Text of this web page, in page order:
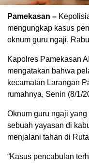
Pamekasan –
mengungkap kasus
oknum guru ngaji,
Kapolres Pamekasan
mengatakan bahwa
kecamatan Larangan
rumahnya, Senin (8/1/
Oknum guru ngaji
sebuah yayasan di
menjalani tahan di
“Kasus pencabulan